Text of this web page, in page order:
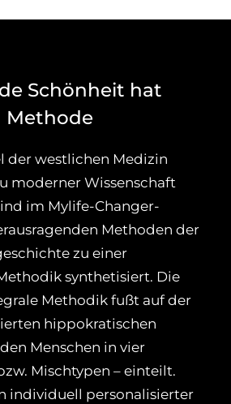
Schönheit hat
Methode
der westlichen Medizin
moderner Wissenschaft
im Mylife-Changer-
Methoden der
zu einer
synthetisiert. Die
Methodik fußt auf der
hippokratischen
Menschen in vier
Mischtypen – einteilt.
individuell personalisierter